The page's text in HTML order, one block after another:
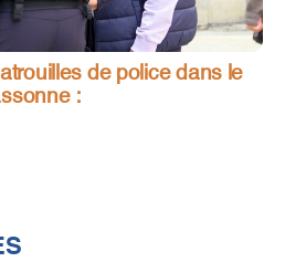
de police dans le
: